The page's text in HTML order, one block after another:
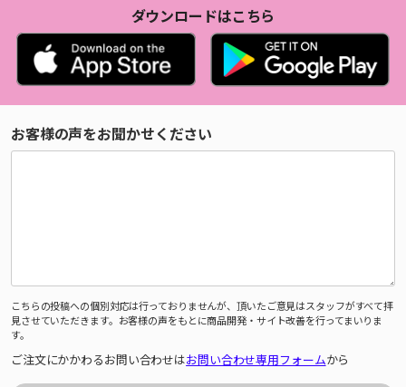
ダウンロードはこちら
お客様の声をお聞かせください
こちらの投稿への個別対応は行っておりませんが、頂いたご意見はスタッフがすべて拝
見させていただきます。お客様の声をもとに商品開発・サイト改善を行ってまいりま
す。
ご注文にかかわるお問い合わせはお問い合わせ専用フォームから